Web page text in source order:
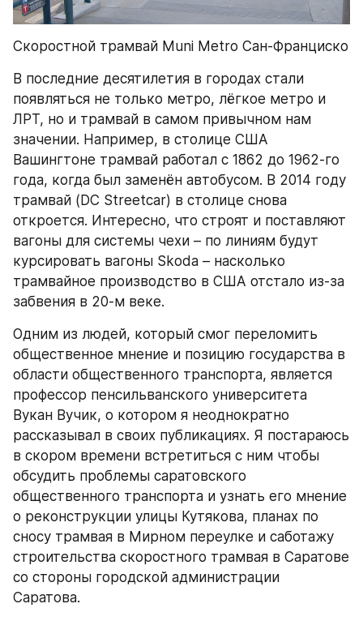
Скоростной трамвай Muni Metro Сан-Франциско
В последние десятилетия в городах стали
появляться не только метро, лёгкое метро и
ЛРТ, но и трамвай в самом привычном нам
значении. Например, в столице США
Вашингтоне трамвай работал с 1862 до 1962-го
года, когда был заменён автобусом. В 2014 году
трамвай (DC Streetcar) в столице снова
откроется. Интересно, что строят и поставляют
вагоны для системы чехи – по линиям будут
курсировать вагоны Skoda – насколько
трамвайное производство в США отстало из-за
забвения в 20-м веке.
Одним из людей, который смог переломить
общественное мнение и позицию государства в
области общественного транспорта, является
профессор пенсильванского университета
Вукан Вучик, о котором я неоднократно
рассказывал в своих публикациях. Я постараюсь
в скором времени встретиться с ним чтобы
обсудить проблемы саратовского
общественного транспорта и узнать его мнение
о реконструкции улицы Кутякова, планах по
сносу трамвая в Мирном переулке и саботажу
строительства скоростного трамвая в Саратове
со стороны городской администрации
Саратова.